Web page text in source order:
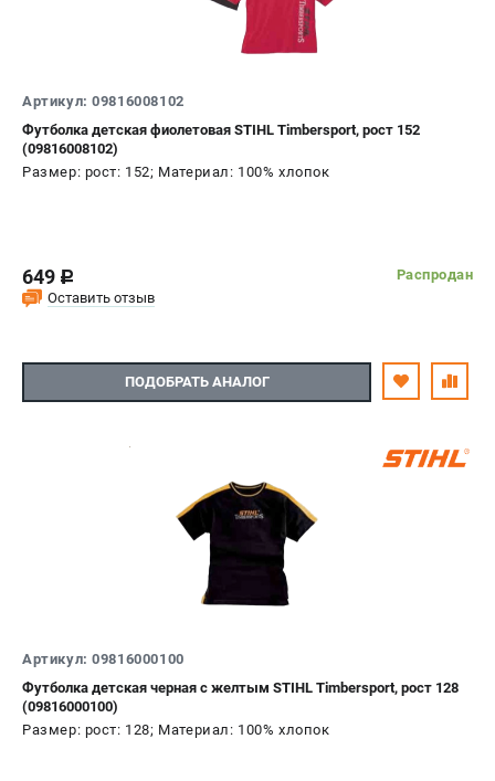
Артикул: 09816008102
Футболка детская фиолетовая STIHL Timbersport, рост 152
(09816008102)
Размер: рост: 152; Материал: 100% хлопок
649 c
Распродан
Оставить отзыв
ПОДОБРАТЬ АНАЛОГ
Артикул: 09816000100
Футболка детская черная с желтым STIHL Timbersport, рост 128
(09816000100)
Размер: рост: 128; Материал: 100% хлопок